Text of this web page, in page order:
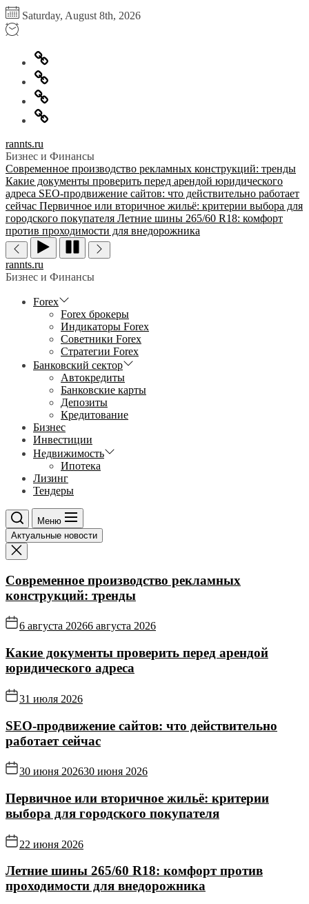
Перейти
к
содержимому
Saturday, August 8th, 2026
Главная
Информация
для
правообладателей
Обратная
связь
Политика
конфиденциальности
rannts.ru
Бизнес и Финансы
Современное производство рекламных конструкций: тренды
Какие документы проверить перед арендой юридического
адреса SEO-продвижение сайтов: что действительно работает
сейчас Первичное или вторичное жильё: критерии выбора для
городского покупателя Летние шины 265/60 R18: комфорт
против проходимости для внедорожника
rannts.ru
Бизнес и Финансы
Forex
Forex брокеры
Индикаторы Forex
Советники Forex
Стратегии Forex
Банковский сектор
Автокредиты
Банковские карты
Депозиты
Кредитование
Бизнес
Инвестиции
Недвижимость
Ипотека
Лизинг
Тендеры
Меню
Актуальные новости
Современное производство рекламных
конструкций: тренды
6 августа 20266 августа 2026
Какие документы проверить перед арендой
юридического адреса
31 июля 2026
SEO-продвижение сайтов: что действительно
работает сейчас
30 июня 202630 июня 2026
Первичное или вторичное жильё: критерии
выбора для городского покупателя
22 июня 2026
Летние шины 265/60 R18: комфорт против
проходимости для внедорожника